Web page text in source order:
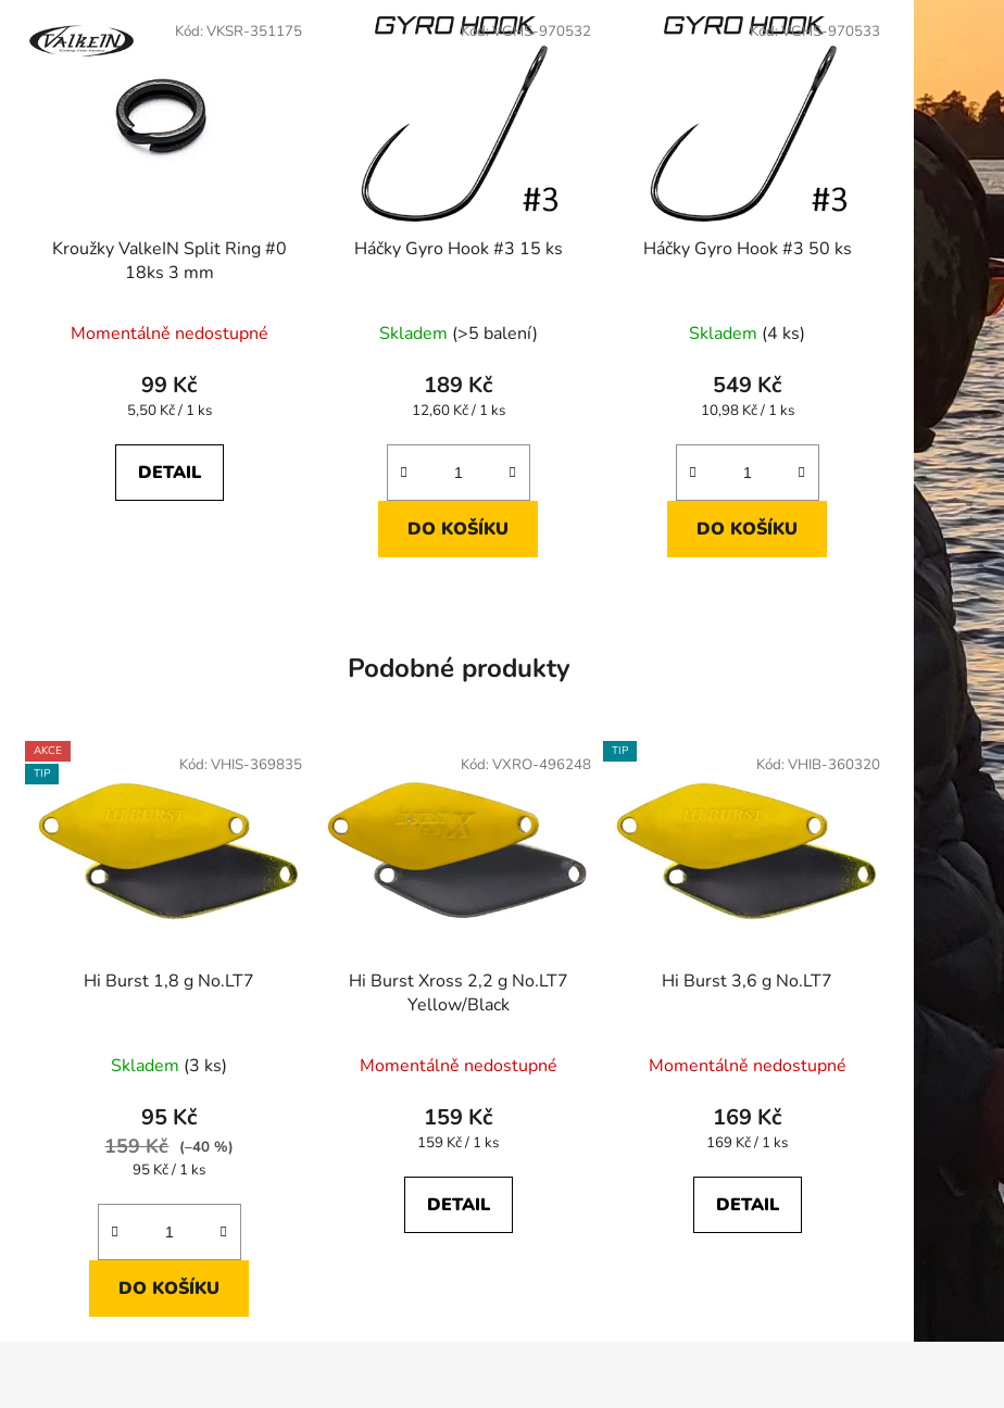
Kroužky ValkeIN Split Ring #0
18ks 3 mm
Momentálně nedostupné
99 Kč
Měrná
5,50 Kč / 1 ks
DETAIL
Kód: VKSR-351175
Háčky Gyro Hook #3 15 ks
Skladem (>5 balení)
189 Kč
Měrná
12,60 Kč / 1 ks
DO KOŠÍKU
Kód:VGHS-970532
Háčky Gyro Hook #3 50 ks
Skladem (4 ks)
549 Kč
Měrná
10,98 Kč / 1 ks
DO KOŠÍKU
Kód:VGHS-970533
Podobné produkty
AKCE
TIP
Hi Burst 1,8 g No.LT7
Skladem (3 ks)
95 Kč
159 Kč (–40 %)
Měrná
95 Kč / 1 ks
DO KOŠÍKU
Kód: VHIS-369835
Hi Burst Xross 2,2 g No.LT7
Yellow/Black
Momentálně nedostupné
159 Kč
Měrná
159 Kč / 1 ks
DETAIL
Kód: VXRO-496248
TIP
Hi Burst 3,6 g No.LT7
Momentálně nedostupné
169 Kč
Měrná
169 Kč / 1 ks
DETAIL
Kód: VHIB-360320